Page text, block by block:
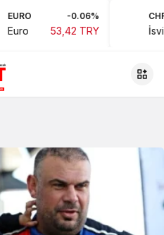
EURO -0.06%
Euro 53,42 TRY
CHF